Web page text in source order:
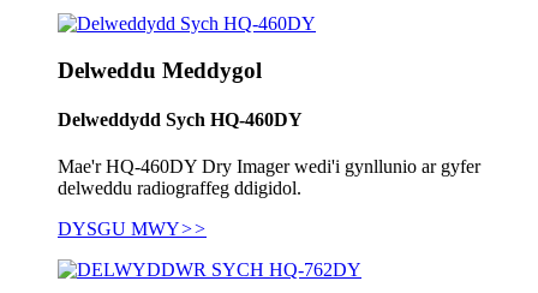
Delweddu Meddygol
Delweddydd Sych HQ-460DY
Mae'r HQ-460DY Dry ​​Imager wedi'i gynllunio ar gyfer
delweddu radiograffeg ddigidol.
DYSGU MWY>>